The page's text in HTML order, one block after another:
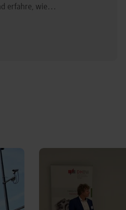
erfahre, wie…